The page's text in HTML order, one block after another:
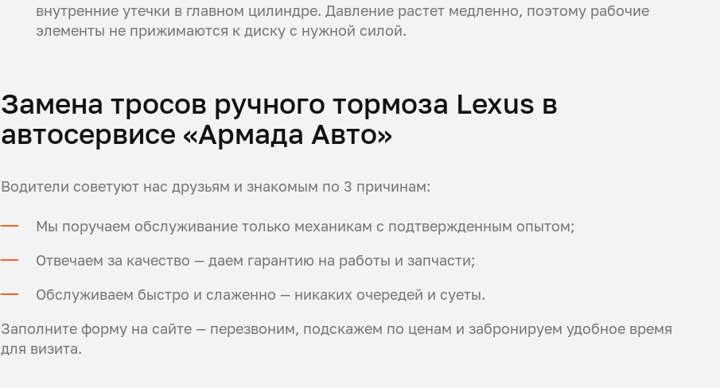
внутренние утечки в главном цилиндре. Давление растет медленно, поэтому рабочие
элементы не прижимаются к диску с нужной силой.
Замена тросов ручного тормоза Lexus в
автосервисе «Армада Авто»
Водители советуют нас друзьям и знакомым по 3 причинам:
Мы поручаем обслуживание только механикам с подтвержденным опытом;
Отвечаем за качество — даем гарантию на работы и запчасти;
Обслуживаем быстро и слаженно — никаких очередей и суеты.
Заполните форму на сайте — перезвоним, подскажем по ценам и забронируем удобное время
для визита.